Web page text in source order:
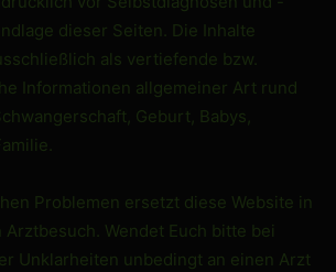
dieser Seiten. Die Inhalte
als vertiefende bzw.
Informationen allgemeiner Art rund
Geburt, Babys,
Problemen ersetzt diese Website in
Wendet Euch bitte bei
Unklarheiten unbedingt an einen Arzt